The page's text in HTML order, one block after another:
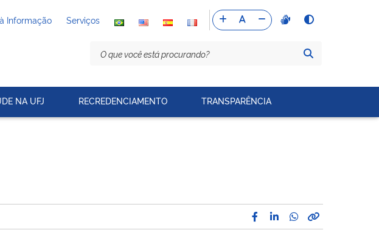
Informação Serviços
NA UFJ RECREDENCIAMENTO TRANSPARÊNCIA